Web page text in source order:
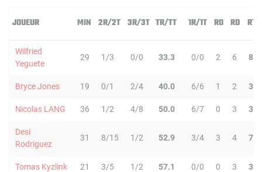
JOUEUR MIN 2R/2T 3R/3T TR/TT 1R/1T RO RD RT
Wilfried
Yeguete
29 1/3 0/0 33.3 0/0 2 6 8
Bryce Jones 19 0/1 2/4 40.0 6/6 1 2 3
Nicolas LANG 36 1/2 4/8 50.0 6/7 0 3 3
Desi
Rodriguez
31 8/15 1/2 52.9 3/4 3 4 7
Tomas Kyzlink 21 3/5 1/2 57.1 0/0 0 3 3